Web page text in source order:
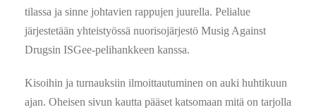
tilassa ja sinne johtavien rappujen juurella. Pelialue
järjestetään yhteistyössä nuorisojärjestö Musig Against
Drugsin ISGee-pelihankkeen kanssa.
Kisoihin ja turnauksiin ilmoittautuminen on auki huhtikuun
ajan. Oheisen sivun kautta pääset katsomaan mitä on tarjolla